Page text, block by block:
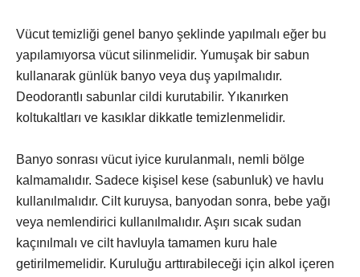
Vücut temizliği genel banyo şeklinde yapılmalı eğer bu
yapılamıyorsa vücut silinmelidir. Yumuşak bir sabun
kullanarak günlük banyo veya duş yapılmalıdır.
Deodorantlı sabunlar cildi kurutabilir. Yıkanırken
koltukaltları ve kasıklar dikkatle temizlenmelidir.
Banyo sonrası vücut iyice kurulanmalı, nemli bölge
kalmamalıdır. Sadece kişisel kese (sabunluk) ve havlu
kullanılmalıdır. Cilt kuruysa, banyodan sonra, bebe yağı
veya nemlendirici kullanılmalıdır. Aşırı sıcak sudan
kaçınılmalı ve cilt havluyla tamamen kuru hale
getirilmemelidir. Kuruluğu arttırabileceği için alkol içeren